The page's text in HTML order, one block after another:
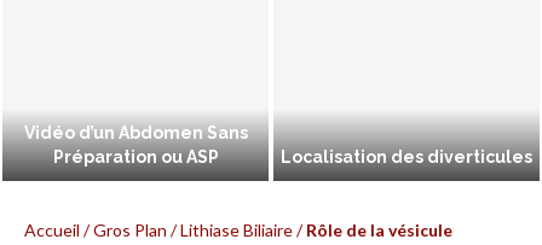
Vidéo d’un Abdomen Sans
Préparation ou ASP
Localisation des diverticules
Accueil /Gros Plan /Lithiase Biliaire/Rôle de la vésicule